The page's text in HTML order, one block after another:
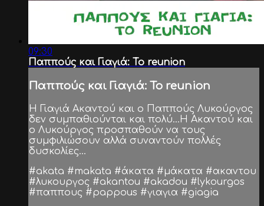
09:30
Παππούς και Γιαγιά: Το reunion
Παππούς και Γιαγιά: Το reunion
Η Γιαγιά Ακαντού και ο Παππούς Λυκούργος
δεν συμπαθιούνται και πολύ...Η Ακαντού και
ο Λυκούργος προσπαθούν να τους
συμφιλιώσουν αλλά συναντούν πολλές
δυσκολίες...
#akata #makata #άκατα #μάκατα #ακαντου
#λυκουργος #akantou #akadou #lykourgos
#παππους #pappous #γιαγια #giagia